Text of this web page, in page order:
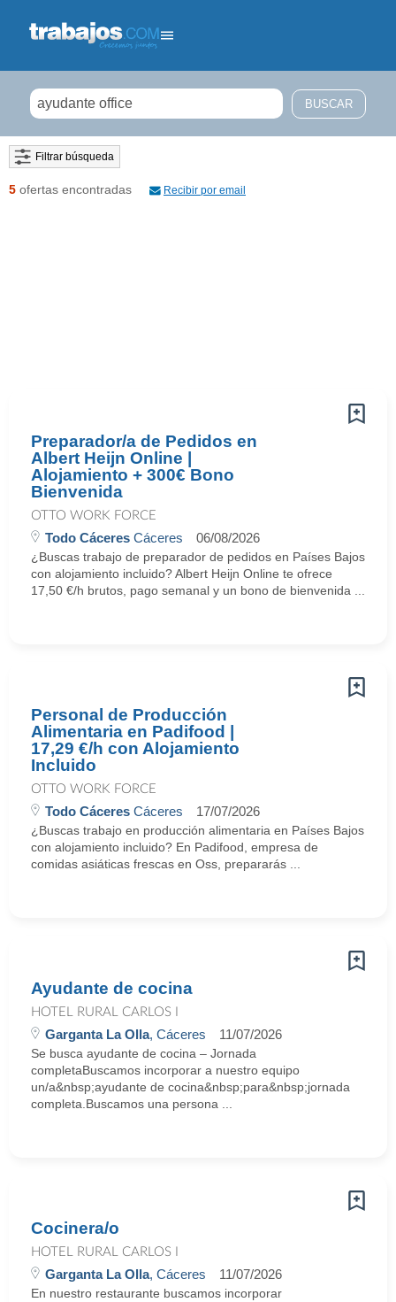
Filtrar búsqueda
5 ofertas encontradas Recibir por email
Preparador/a de Pedidos en
Albert Heijn Online |
Alojamiento + 300€ Bono
Bienvenida
OTTO WORK FORCE
Todo Cáceres Cáceres 06/08/2026
¿Buscas trabajo de preparador de pedidos en Países Bajos
con alojamiento incluido? Albert Heijn Online te ofrece
17,50 €/h brutos, pago semanal y un bono de bienvenida ...
Personal de Producción
Alimentaria en Padifood |
17,29 €/h con Alojamiento
Incluido
OTTO WORK FORCE
Todo Cáceres Cáceres 17/07/2026
¿Buscas trabajo en producción alimentaria en Países Bajos
con alojamiento incluido? En Padifood, empresa de
comidas asiáticas frescas en Oss, prepararás ...
Ayudante de cocina
HOTEL RURAL CARLOS I
Garganta La Olla, Cáceres 11/07/2026
Se busca ayudante de cocina – Jornada
completaBuscamos incorporar a nuestro equipo
un/a&nbsp;ayudante de cocina&nbsp;para&nbsp;jornada
completa.Buscamos una persona ...
Cocinera/o
HOTEL RURAL CARLOS I
Garganta La Olla, Cáceres 11/07/2026
En nuestro restaurante buscamos incorporar